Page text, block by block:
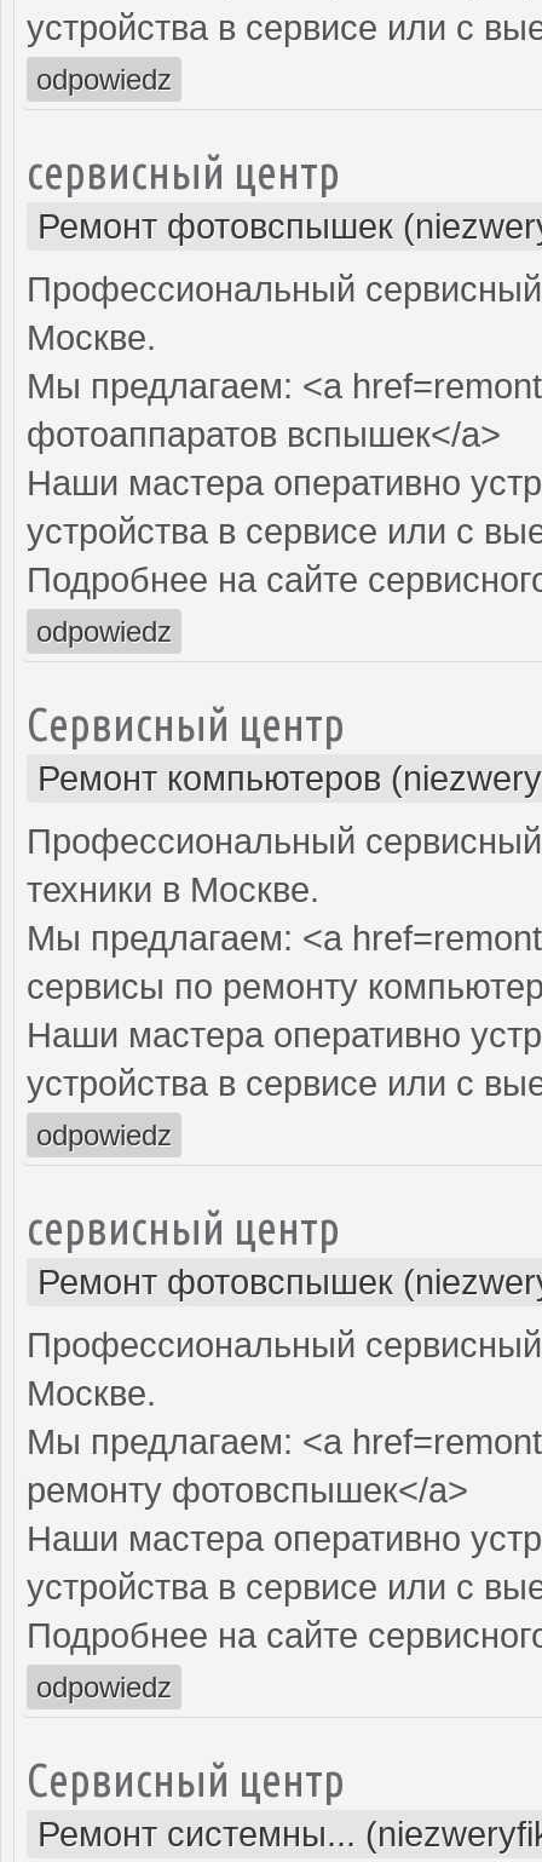
устройства в сервисе или с
odpowiedz
сервисный центр
Ремонт фотовспышек
Профессиональный
Москве.
Мы предлагаем: <a
фотоаппаратов вспышек</a>
Наши мастера оперативно
устройства в сервисе или с
Подробнее на сайте
odpowiedz
Сервисный центр
Ремонт компьютеров
Профессиональный
техники в Москве.
Мы предлагаем: <a
сервисы по ремонту
Наши мастера оперативно
устройства в сервисе или с
odpowiedz
сервисный центр
Ремонт фотовспышек
Профессиональный
Москве.
Мы предлагаем: <a
ремонту фотовспышек</a>
Наши мастера оперативно
устройства в сервисе или с
Подробнее на сайте
odpowiedz
Сервисный центр
Ремонт системны...